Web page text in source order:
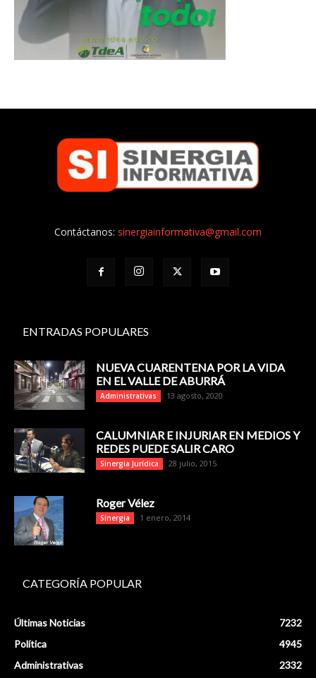
Contáctanos: sinergiainformativa@gmail.com
ENTRADAS POPULARES
NUEVA CUARENTENA POR LA VIDA
EN EL VALLE DE ABURRÁ
Administrativas 13 agosto, 2020
CALUMNIAR E INJURIAR EN MEDIOS Y
REDES PUEDE SALIR CARO
Sinergia Jurídica 28 julio, 2015
Roger Vélez
Sinergia 1 enero, 2014
CATEGORÍA POPULAR
Últimas Noticias
7232
Política
4945
Administrativas
2332